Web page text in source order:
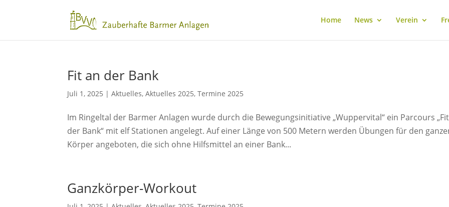
Home News Verein
Fit an der Bank
Juli 1, 2025 |Aktuelles,Aktuelles 2025,Termine 2025
Im Ringeltal der Barmer Anlagen wurde durch die Bewegungsinitiative „Wuppervital“ ein Parcours
der Bank“ mit elf Stationen angelegt. Auf einer Länge von 500 Metern werden Übungen für den
Körper angeboten, die sich ohne Hilfsmittel an einer Bank...
Ganzkörper-Workout